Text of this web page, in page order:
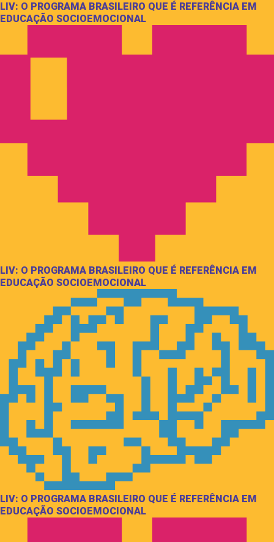
LIV: O PROGRAMA BRASILEIRO QUE É REFERÊNCIA EM
EDUCAÇÃO SOCIOEMOCIONAL
LIV: O PROGRAMA BRASILEIRO QUE É REFERÊNCIA EM
EDUCAÇÃO SOCIOEMOCIONAL
LIV: O PROGRAMA BRASILEIRO QUE É REFERÊNCIA EM
EDUCAÇÃO SOCIOEMOCIONAL